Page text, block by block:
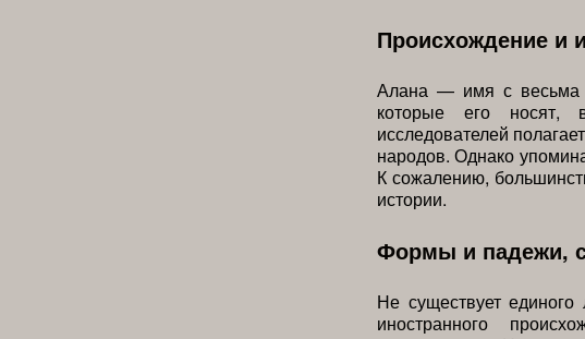
Происхождение и
Алана — имя с весьма
которые его носят,
исследователей
народов. Однако
К сожалению,
истории.
Формы и падежи,
Не существует
иностранного